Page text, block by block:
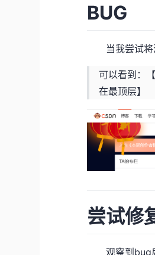
BUG
当我尝试将滚
可以看到：
在最顶层】
尝试修
观察到bug后